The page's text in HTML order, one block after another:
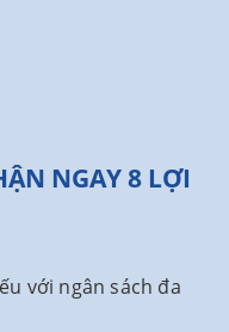
NGAY 8 LỢI
với ngân sách đa